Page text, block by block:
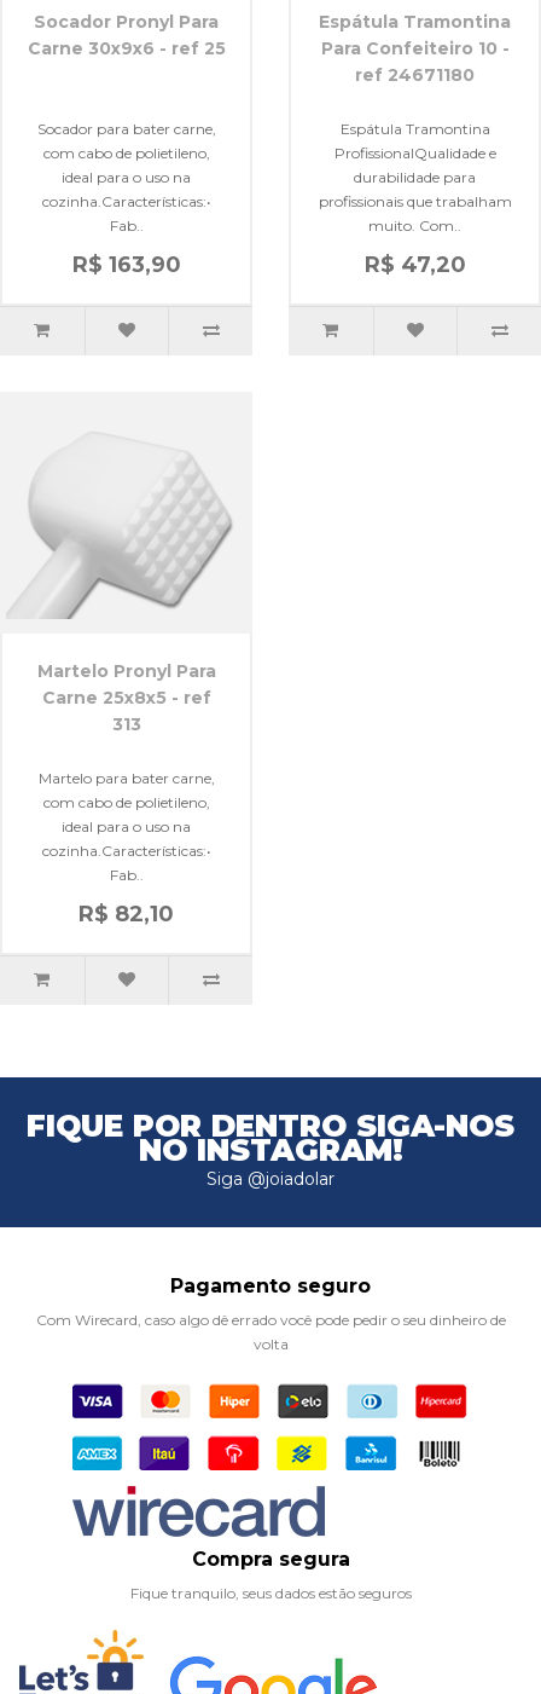
Socador Pronyl Para
Carne 30x9x6 - ref 25
Socador para bater carne,
com cabo de polietileno,
ideal para o uso na
cozinha.Características:•
Fab..
R$ 163,90
Espátula Tramontina
Para Confeiteiro 10 -
ref 24671180
Espátula Tramontina
ProfissionalQualidade e
durabilidade para
profissionais que trabalham
muito. Com..
R$ 47,20
Martelo Pronyl Para
Carne 25x8x5 - ref
313
Martelo para bater carne,
com cabo de polietileno,
ideal para o uso na
cozinha.Características:•
Fab..
R$ 82,10
FIQUE POR DENTRO SIGA-NOS
NO INSTAGRAM!
Siga @joiadolar
Pagamento seguro
Com Wirecard, caso algo dê errado você pode pedir o seu dinheiro de
volta
Compra segura
Fique tranquilo, seus dados estão seguros